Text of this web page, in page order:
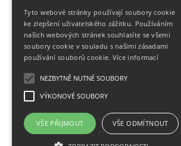
Tyto webové stránky používají soubory cookie
ke zlepšení uživatelského zážitku. Používáním
našich webových stránek souhlasíte se všemi
soubory cookie v souladu s našimi zásadami
používání souborů cookie. Více informací
NEZBYTNĚ NUTNÉ SOUBORY
VÝKONOVÉ SOUBORY
VŠE PŘIJMOUT VŠE ODMÍTNOUT